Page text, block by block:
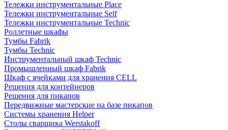
Тележки инструментальные Place
Тележки инструментальные Self
Тележки инструментальные Technic
Роллетные шкафы
Тумбы Fabrik
Тумбы Technic
Инструментальный шкаф Technic
Промышленный шкаф Fabrik
Шкаф с ячейками для хранения CELL
Решения для контейнеров
Решения для пикапов
Передвижные мастерские на базе пикапов
Системы хранения Helper
Столы сварщика Werstakoff